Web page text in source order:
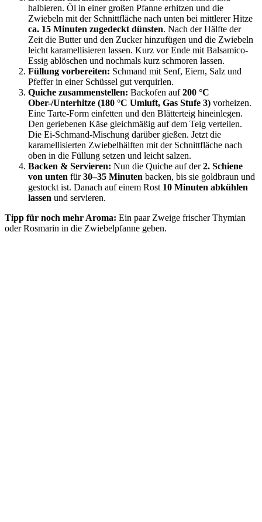
halbieren. Öl in einer großen Pfanne erhitzen und die
Zwiebeln mit der Schnittfläche nach unten bei mittlerer Hitze
ca. 15 Minuten zugedeckt dünsten. Nach der Hälfte der
Zeit die Butter und den Zucker hinzufügen und die Zwiebeln
leicht karamellisieren lassen. Kurz vor Ende mit Balsamico-
Essig ablöschen und nochmals kurz schmoren lassen.
Füllung vorbereiten: Schmand mit Senf, Eiern, Salz und
Pfeffer in einer Schüssel gut verquirlen.
Quiche zusammenstellen: Backofen auf200 °C
Ober-/Unterhitze (180 °C Umluft, Gas Stufe 3) vorheizen.
Eine Tarte-Form einfetten und den Blätterteig hineinlegen.
Den geriebenen Käse gleichmäßig auf dem Teig verteilen.
Die Ei-Schmand-Mischung darüber gießen. Jetzt die
karamellisierten Zwiebelhälften mit der Schnittfläche nach
oben in die Füllung setzen und leicht salzen.
Backen & Servieren: Nun die Quiche auf der2. Schiene
von unten für30–35 Minuten backen, bis sie goldbraun und
gestockt ist. Danach auf einem Rost 10 Minuten abkühlen
lassen und servieren.
Tipp für noch mehr Aroma: Ein paar Zweige frischer Thymian
oder Rosmarin in die Zwiebelpfanne geben.